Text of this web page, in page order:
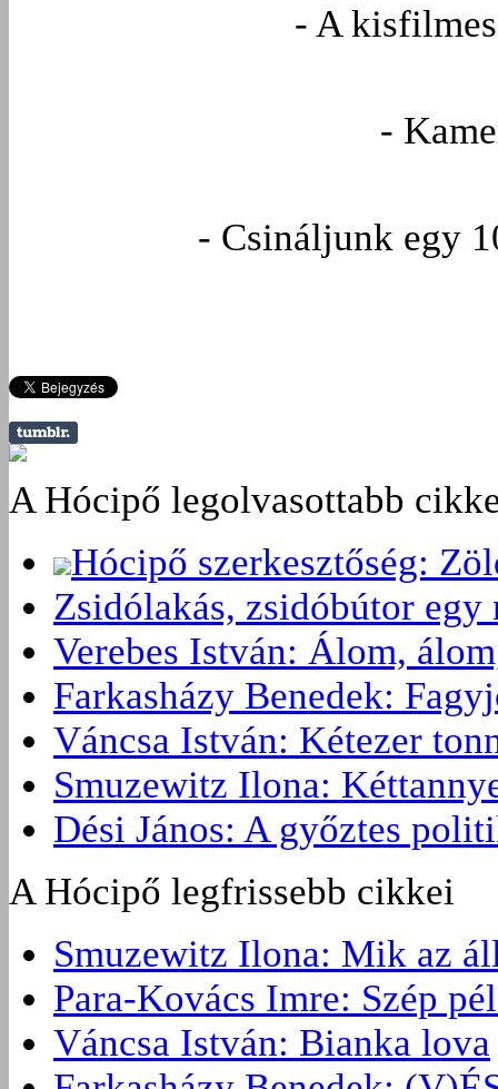
- A
-
- Csináljunk egy
A Hócipő legolvasottabb
Hócipő szerkesztőség:
Zsidólakás, zsidóbútor
Verebes István: Álom,
Farkasházy Benedek:
Váncsa István: Kétezer
Smuzewitz Ilona:
Dési János: A győztes
A Hócipő legfrissebb cikkei
Smuzewitz Ilona: Mik az
Para-Kovács Imre: Szép
Váncsa István: Bianka lova